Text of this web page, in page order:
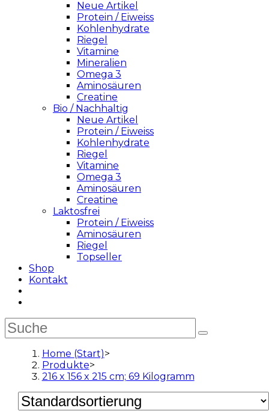
Neue Artikel
Protein / Eiweiss
Kohlenhydrate
Riegel
Vitamine
Mineralien
Omega 3
Aminosäuren
Creatine
Bio / Nachhaltig
Neue Artikel
Protein / Eiweiss
Kohlenhydrate
Riegel
Vitamine
Omega 3
Aminosäuren
Creatine
Laktosfrei
Protein / Eiweiss
Aminosäuren
Riegel
Topseller
Shop
Kontakt
Home (Start)>
Produkte>
216 x 156 x 215 cm; 69 Kilogramm